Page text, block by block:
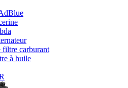
filtre carburant
à huile